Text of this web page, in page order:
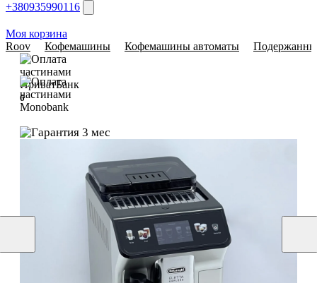
+380935990116
Моя корзина
Roov
Кофемашины Кофемашины автоматы
6
3 мес